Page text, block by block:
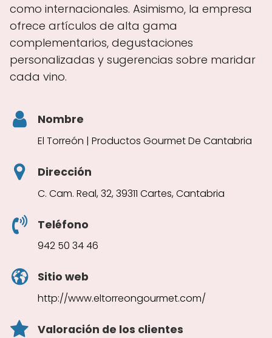
como internacionales. Asimismo, la empresa
ofrece artículos de alta gama
complementarios, degustaciones
personalizadas y sugerencias sobre maridar
cada vino.
Nombre
El Torreón | Productos Gourmet De Cantabria
Dirección
C. Cam. Real, 32, 39311 Cartes, Cantabria
Teléfono
942 50 34 46
Sitio web
http://www.eltorreongourmet.com/
Valoración de los clientes